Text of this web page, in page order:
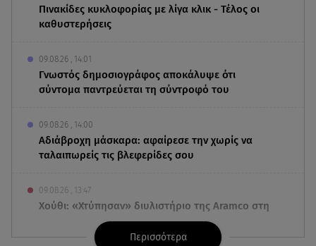
Πινακίδες κυκλοφορίας με λίγα κλικ - Τέλος οι
καθυστερήσεις
09.08.26 , 14:01
Γνωστός δημοσιογράφος αποκάλυψε ότι
σύντομα παντρεύεται τη σύντροφό του
09.08.26 , 14:00
Αδιάβροχη μάσκαρα: αφαίρεσε την χωρίς να
ταλαιπωρείς τις βλεφερίδες σου
09.08.26 , 13:47
Χούθι: «Χτύπησαν» διυλιστήριο της Aramco στη
Σαουδική Αραβία
Περισσότερα